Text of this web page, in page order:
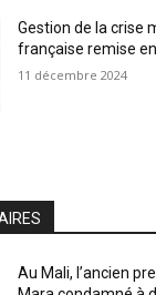
Gestion de la crise
française remise
11 décembre 2024
Au Mali, l’ancien